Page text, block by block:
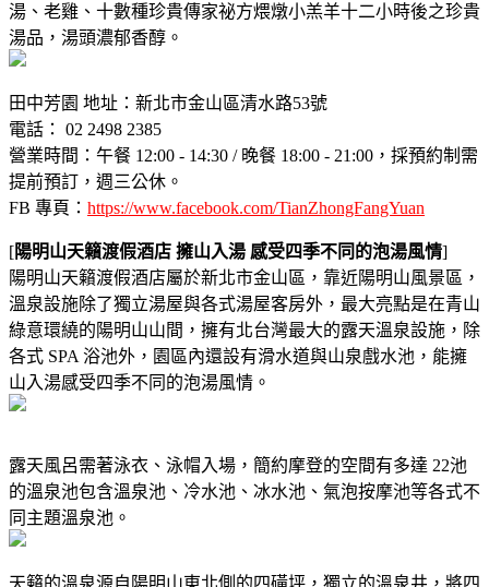
湯、老雞、十數種珍貴傳家祕方煨燉小羔羊十二小時後之珍貴
湯品，湯頭濃郁香醇。
田中芳園 地址：新北市金山區清水路53號
電話： 02 2498 2385
營業時間：午餐 12:00 - 14:30 / 晚餐 18:00 - 21:00，採預約制需
提前預訂，週三公休。
FB 專頁： https://www.facebook.com/TianZhongFangYuan
[陽明山天籟渡假酒店 擁山入湯 感受四季不同的泡湯風情]
陽明山天籟渡假酒店屬於新北市金山區，靠近陽明山風景區，
溫泉設施除了獨立湯屋與各式湯屋客房外，最大亮點是在青山
綠意環繞的陽明山山間，擁有北台灣最大的露天溫泉設施，除
各式 SPA 浴池外，園區內還設有滑水道與山泉戲水池，能擁
山入湯感受四季不同的泡湯風情。
露天風呂需著泳衣、泳帽入場，簡約摩登的空間有多達 22池
的溫泉池包含溫泉池、冷水池、冰水池、氣泡按摩池等各式不
同主題溫泉池。
天籟的溫泉源自陽明山東北側的四磺坪，獨立的溫泉井，將四